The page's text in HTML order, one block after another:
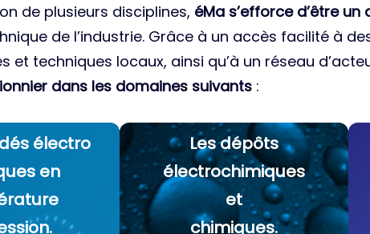
de plusieurs disciplines, éMa s’efforce d’être
de l’industrie. Grâce à un accès facilité à
techniques locaux, ainsi qu’à un réseau
dans les domaines suivants :
électro
en
Les dépôts
électrochimiques
et
chimiques.